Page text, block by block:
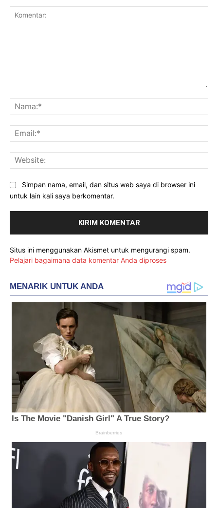
Simpan nama, email, dan situs web saya di browser ini
untuk lain kali saya berkomentar.
Situs ini menggunakan Akismet untuk mengurangi spam.
Pelajari bagaimana data komentar Anda diproses